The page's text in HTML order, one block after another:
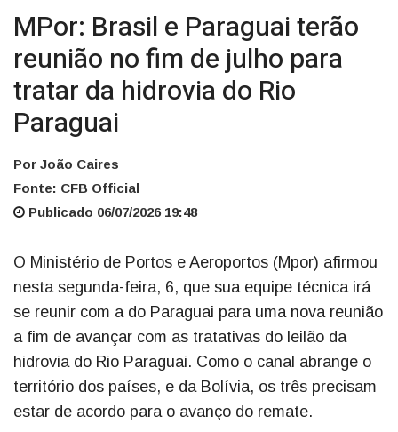
MPor: Brasil e Paraguai terão
reunião no fim de julho para
tratar da hidrovia do Rio
Paraguai
Por João Caires
Fonte: CFB Official
Publicado 06/07/2026 19:48
O Ministério de Portos e Aeroportos (Mpor) afirmou
nesta segunda-feira, 6, que sua equipe técnica irá
se reunir com a do Paraguai para uma nova reunião
a fim de avançar com as tratativas do leilão da
hidrovia do Rio Paraguai. Como o canal abrange o
território dos países, e da Bolívia, os três precisam
estar de acordo para o avanço do remate.